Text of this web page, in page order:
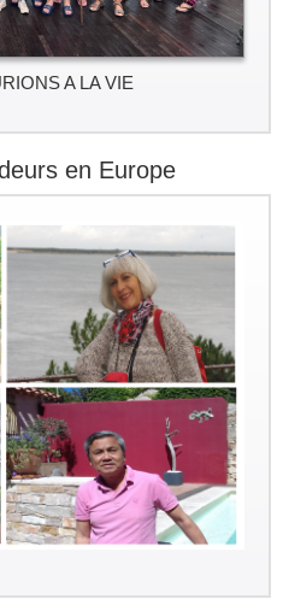
A LA VIE
en Europe